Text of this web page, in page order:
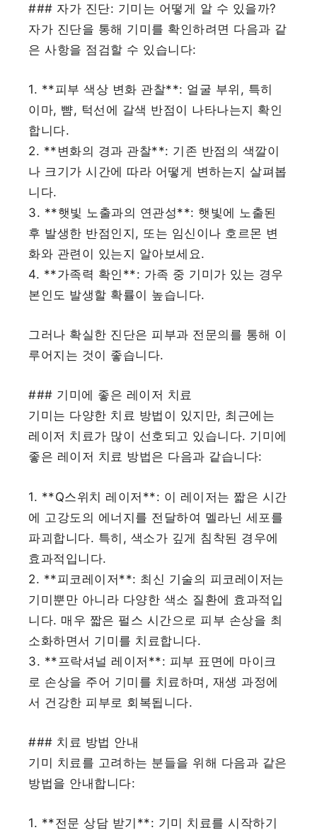
### 자가 진단: 기미는 어떻게 알 수 있을까?
자가 진단을 통해 기미를 확인하려면 다음과 같
은 사항을 점검할 수 있습니다:
1. **피부 색상 변화 관찰**: 얼굴 부위, 특히
이마, 뺨, 턱선에 갈색 반점이 나타나는지 확인
합니다.
2. **변화의 경과 관찰**: 기존 반점의 색깔이
나 크기가 시간에 따라 어떻게 변하는지 살펴봅
니다.
3. **햇빛 노출과의 연관성**: 햇빛에 노출된
후 발생한 반점인지, 또는 임신이나 호르몬 변
화와 관련이 있는지 알아보세요.
4. **가족력 확인**: 가족 중 기미가 있는 경우
본인도 발생할 확률이 높습니다.
그러나 확실한 진단은 피부과 전문의를 통해 이
루어지는 것이 좋습니다.
### 기미에 좋은 레이저 치료
기미는 다양한 치료 방법이 있지만, 최근에는
레이저 치료가 많이 선호되고 있습니다. 기미에
좋은 레이저 치료 방법은 다음과 같습니다:
1. **Q스위치 레이저**: 이 레이저는 짧은 시간
에 고강도의 에너지를 전달하여 멜라닌 세포를
파괴합니다. 특히, 색소가 깊게 침착된 경우에
효과적입니다.
2. **피코레이저**: 최신 기술의 피코레이저는
기미뿐만 아니라 다양한 색소 질환에 효과적입
니다. 매우 짧은 펄스 시간으로 피부 손상을 최
소화하면서 기미를 치료합니다.
3. **프락셔널 레이저**: 피부 표면에 마이크
로 손상을 주어 기미를 치료하며, 재생 과정에
서 건강한 피부로 회복됩니다.
### 치료 방법 안내
기미 치료를 고려하는 분들을 위해 다음과 같은
방법을 안내합니다:
1. **전문 상담 받기**: 기미 치료를 시작하기